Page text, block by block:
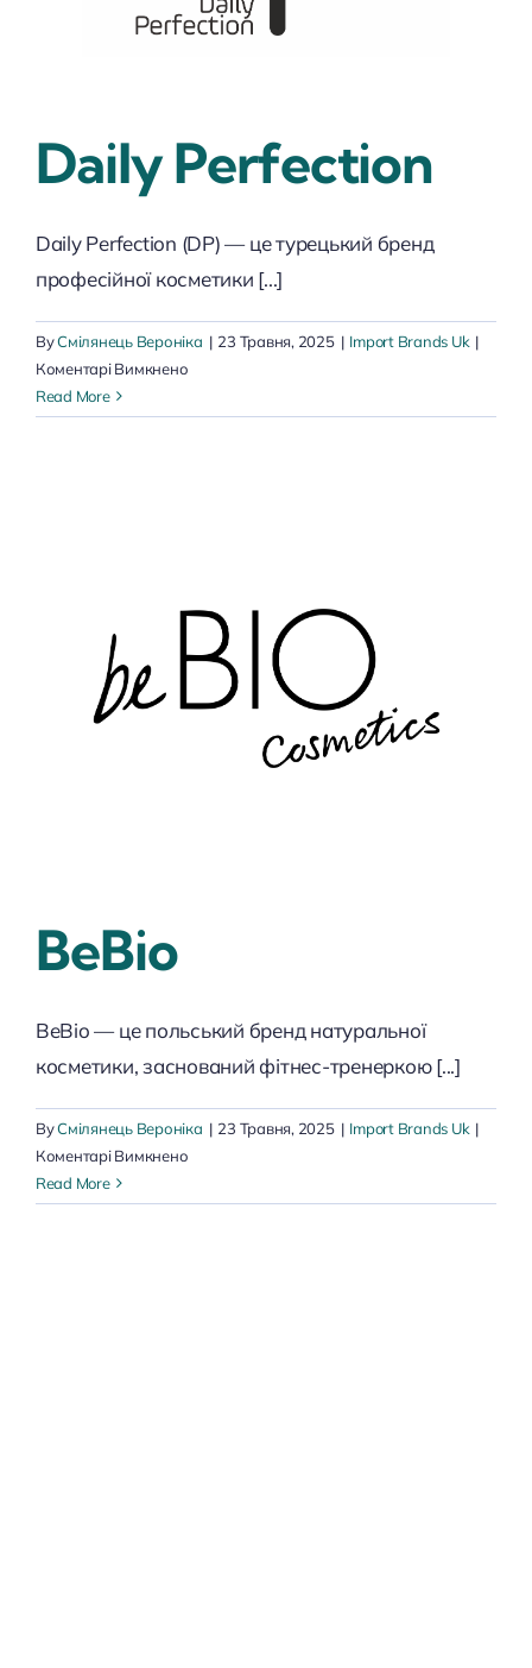
Daily Perfection
Daily Perfection (DP) — це турецький бренд
професійної косметики [...]
ByСмілянець Вероніка | 23 Травня, 2025 | Import Brands Uk |
Коментарі Вимкненодо
Perfection
Read More
BeBio
BeBio — це польський бренд натуральної
косметики, заснований фітнес-тренеркою [...]
ByСмілянець Вероніка | 23 Травня, 2025 | Import Brands Uk |
Коментарі Вимкненодо
Read More